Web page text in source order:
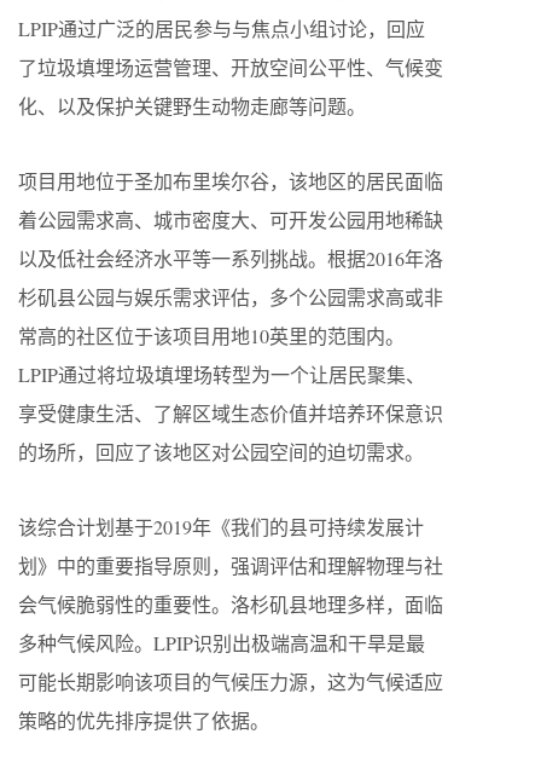
LPIP通过广泛的居民参与与焦点小组讨论，回应
了垃圾填埋场运营管理、开放空间公平性、气候变
化、以及保护关键野生动物走廊等问题。
项目用地位于圣加布里埃尔谷，该地区的居民面临
着公园需求高、城市密度大、可开发公园用地稀缺
以及低社会经济水平等一系列挑战。根据2016年洛
杉矶县公园与娱乐需求评估，多个公园需求高或非
常高的社区位于该项目用地10英里的范围内。
LPIP通过将垃圾填埋场转型为一个让居民聚集、
享受健康生活、了解区域生态价值并培养环保意识
的场所，回应了该地区对公园空间的迫切需求。
该综合计划基于2019年《我们的县可持续发展计
划》中的重要指导原则，强调评估和理解物理与社
会气候脆弱性的重要性。洛杉矶县地理多样，面临
多种气候风险。LPIP识别出极端高温和干旱是最
可能长期影响该项目的气候压力源，这为气候适应
策略的优先排序提供了依据。